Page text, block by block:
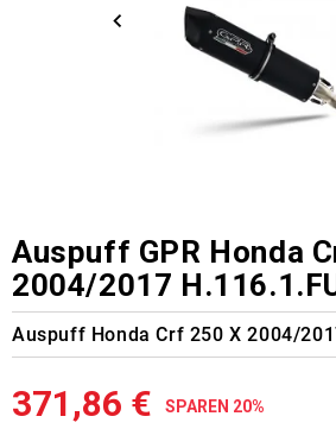
Auspuff GPR Honda
2004/2017
Auspuff Honda Crf 250 X 2004/
371,86 € SPAREN 20%